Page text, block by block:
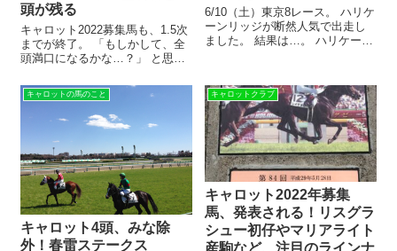
頭が残る
キャロット2022募集馬も、1.5次
までが終了。 「もしかして、全
頭満口になるかな…？」 と思っ
集には、5頭が残りました(^O^)／
2次募集に残った5頭の馬たち 1
次募集でドカーンとたくさん売
れた、キャロッ...
6/10（土）東京8レース。 ハリケ
ーンリッジが断然人気で出走し
ました。 結果は…。 ハリケーン
ジが圧倒的1番人気に推された理
由を書きたいと思います。 ◆こ
こまで【1.2.1.0】...
キャロットの馬のこと
キャロット4頭、みな除
外！春雷ステークス
キャロットクラブ
キャロット2022年募集
馬、発表される！リスグラ
シュー初仔やマリアライト